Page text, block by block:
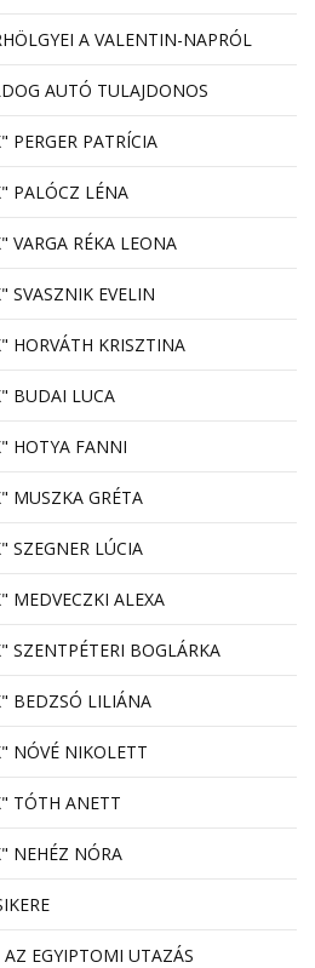
A VALENTIN-NAPRÓL
AUTÓ TULAJDONOS
PERGER PATRÍCIA
PALÓCZ LÉNA
VARGA RÉKA LEONA
SVASZNIK EVELIN
HORVÁTH KRISZTINA
BUDAI LUCA
HOTYA FANNI
MUSZKA GRÉTA
SZEGNER LÚCIA
MEDVECZKI ALEXA
SZENTPÉTERI BOGLÁRKA
BEDZSÓ LILIÁNA
NÓVÉ NIKOLETT
TÓTH ANETT
NEHÉZ NÓRA
EGYIPTOMI UTAZÁS